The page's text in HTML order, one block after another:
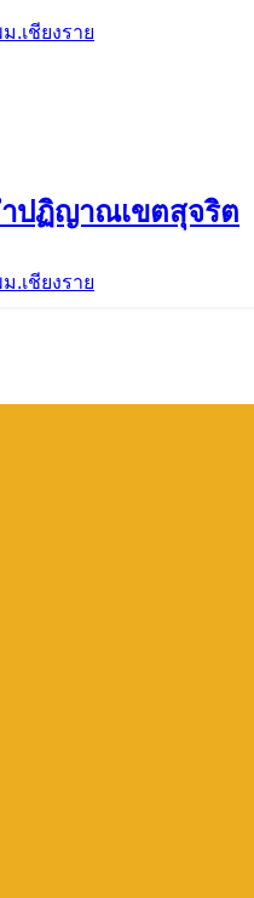
.เชียงราย
ำปฏิญาณเขตสุจริต
.เชียงราย